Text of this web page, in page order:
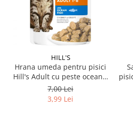
HILL'S
Hrana umeda pentru pisici
Hill's Adult cu peste oceanic
85 gr
7,00 Lei
3,99 Lei